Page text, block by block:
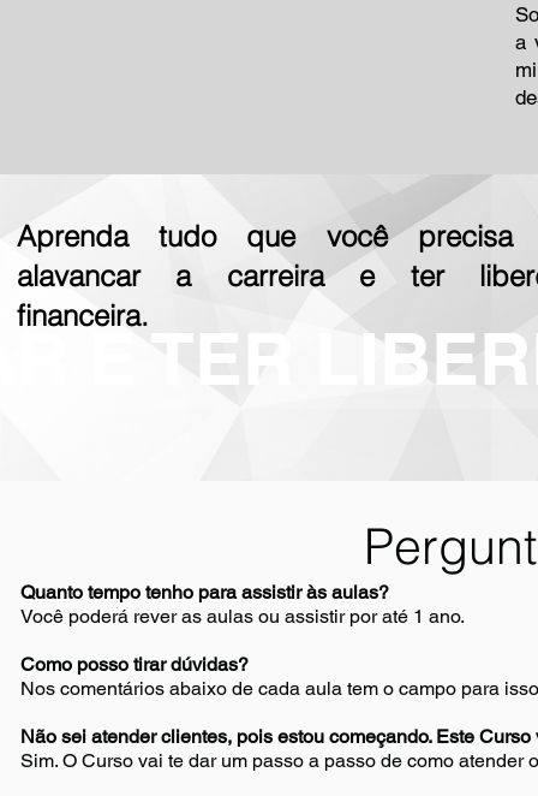
a
Aprenda tudo que você precisa
alavancar a carreira e ter
financeira.E TER
Com o
a lei e aplicar
escritório e
Quanto tempo tenho para assistir às aulas?
Você poderá rever as aulas ou assistir por até 1 ano.
Como posso tirar dúvidas?
Nos comentários abaixo de cada aula tem o campo para
Não sei atender clientes, pois estou começando. Este
Sim. O Curso vai te dar um passo a passo de como atender